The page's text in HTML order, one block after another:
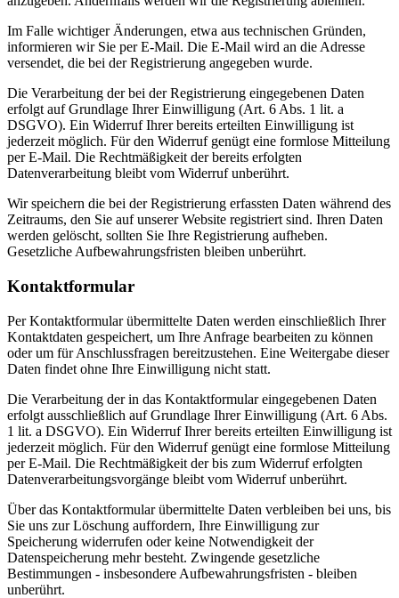
Im Falle wichtiger Änderungen, etwa aus technischen Gründen,
informieren wir Sie per E-Mail. Die E-Mail wird an die Adresse
versendet, die bei der Registrierung angegeben wurde.
Die Verarbeitung der bei der Registrierung eingegebenen Daten
erfolgt auf Grundlage Ihrer Einwilligung (Art. 6 Abs. 1 lit. a
DSGVO). Ein Widerruf Ihrer bereits erteilten Einwilligung ist
jederzeit möglich. Für den Widerruf genügt eine formlose Mitteilung
per E-Mail. Die Rechtmäßigkeit der bereits erfolgten
Datenverarbeitung bleibt vom Widerruf unberührt.
Wir speichern die bei der Registrierung erfassten Daten während des
Zeitraums, den Sie auf unserer Website registriert sind. Ihren Daten
werden gelöscht, sollten Sie Ihre Registrierung aufheben.
Gesetzliche Aufbewahrungsfristen bleiben unberührt.
Kontaktformular
Per Kontaktformular übermittelte Daten werden einschließlich Ihrer
Kontaktdaten gespeichert, um Ihre Anfrage bearbeiten zu können
oder um für Anschlussfragen bereitzustehen. Eine Weitergabe dieser
Daten findet ohne Ihre Einwilligung nicht statt.
Die Verarbeitung der in das Kontaktformular eingegebenen Daten
erfolgt ausschließlich auf Grundlage Ihrer Einwilligung (Art. 6 Abs.
1 lit. a DSGVO). Ein Widerruf Ihrer bereits erteilten Einwilligung ist
jederzeit möglich. Für den Widerruf genügt eine formlose Mitteilung
per E-Mail. Die Rechtmäßigkeit der bis zum Widerruf erfolgten
Datenverarbeitungsvorgänge bleibt vom Widerruf unberührt.
Über das Kontaktformular übermittelte Daten verbleiben bei uns, bis
Sie uns zur Löschung auffordern, Ihre Einwilligung zur
Speicherung widerrufen oder keine Notwendigkeit der
Datenspeicherung mehr besteht. Zwingende gesetzliche
Bestimmungen - insbesondere Aufbewahrungsfristen - bleiben
unberührt.